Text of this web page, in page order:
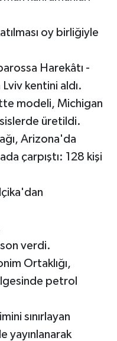
oy birliğiyle
Harekâtı -
Lviv kentini aldı.
modeli, Michigan
üretildi.
Arizona'da
çarpıştı: 128 kişi
son verdi.
Ortaklığı,
petrol
sınırlayan
yayınlanarak